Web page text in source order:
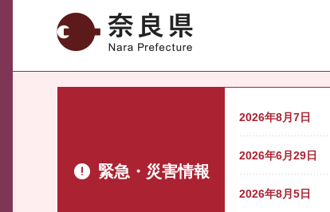
奈良県
緊急・災害情報
2026年8月7日
2026年6月29日
2026年8月5日